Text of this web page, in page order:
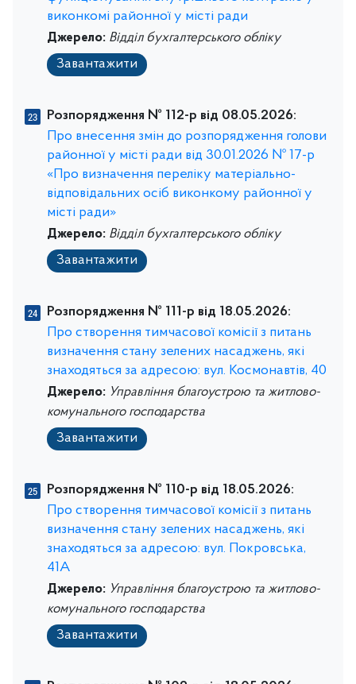
виконкомі районної у місті ради
Джерело: Відділ бухгалтерського обліку
Завантажити
Розпорядження № 112-р від 08.05.2026:
Про внесення змін до розпорядження голови
районної у місті ради від 30.01.2026 № 17-р
«Про визначення переліку матеріально-
відповідальних осіб виконкому районної у
місті ради»
Джерело: Відділ бухгалтерського обліку
Завантажити
Розпорядження № 111-р від 18.05.2026:
Про створення тимчасової комісії з питань
визначення стану зелених насаджень, які
знаходяться за адресою: вул. Космонавтів, 40
Джерело: Управління благоустрою та житлово-
комунального господарства
Завантажити
Розпорядження № 110-р від 18.05.2026:
Про створення тимчасової комісії з питань
визначення стану зелених насаджень, які
знаходяться за адресою: вул. Покровська,
41А
Джерело: Управління благоустрою та житлово-
комунального господарства
Завантажити